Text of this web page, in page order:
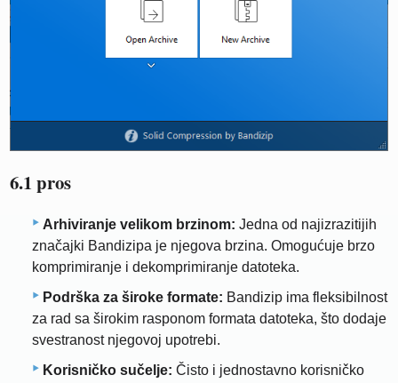
6.1 pros
Arhiviranje velikom brzinom: Jedna od najizrazitijih
značajki Bandizipa je njegova brzina. Omogućuje brzo
komprimiranje i dekomprimiranje datoteka.
Podrška za široke formate: Bandizip ima fleksibilnost
za rad sa širokim rasponom formata datoteka, što dodaje
svestranost njegovoj upotrebi.
Korisničko sučelje: Čisto i jednostavno korisničko